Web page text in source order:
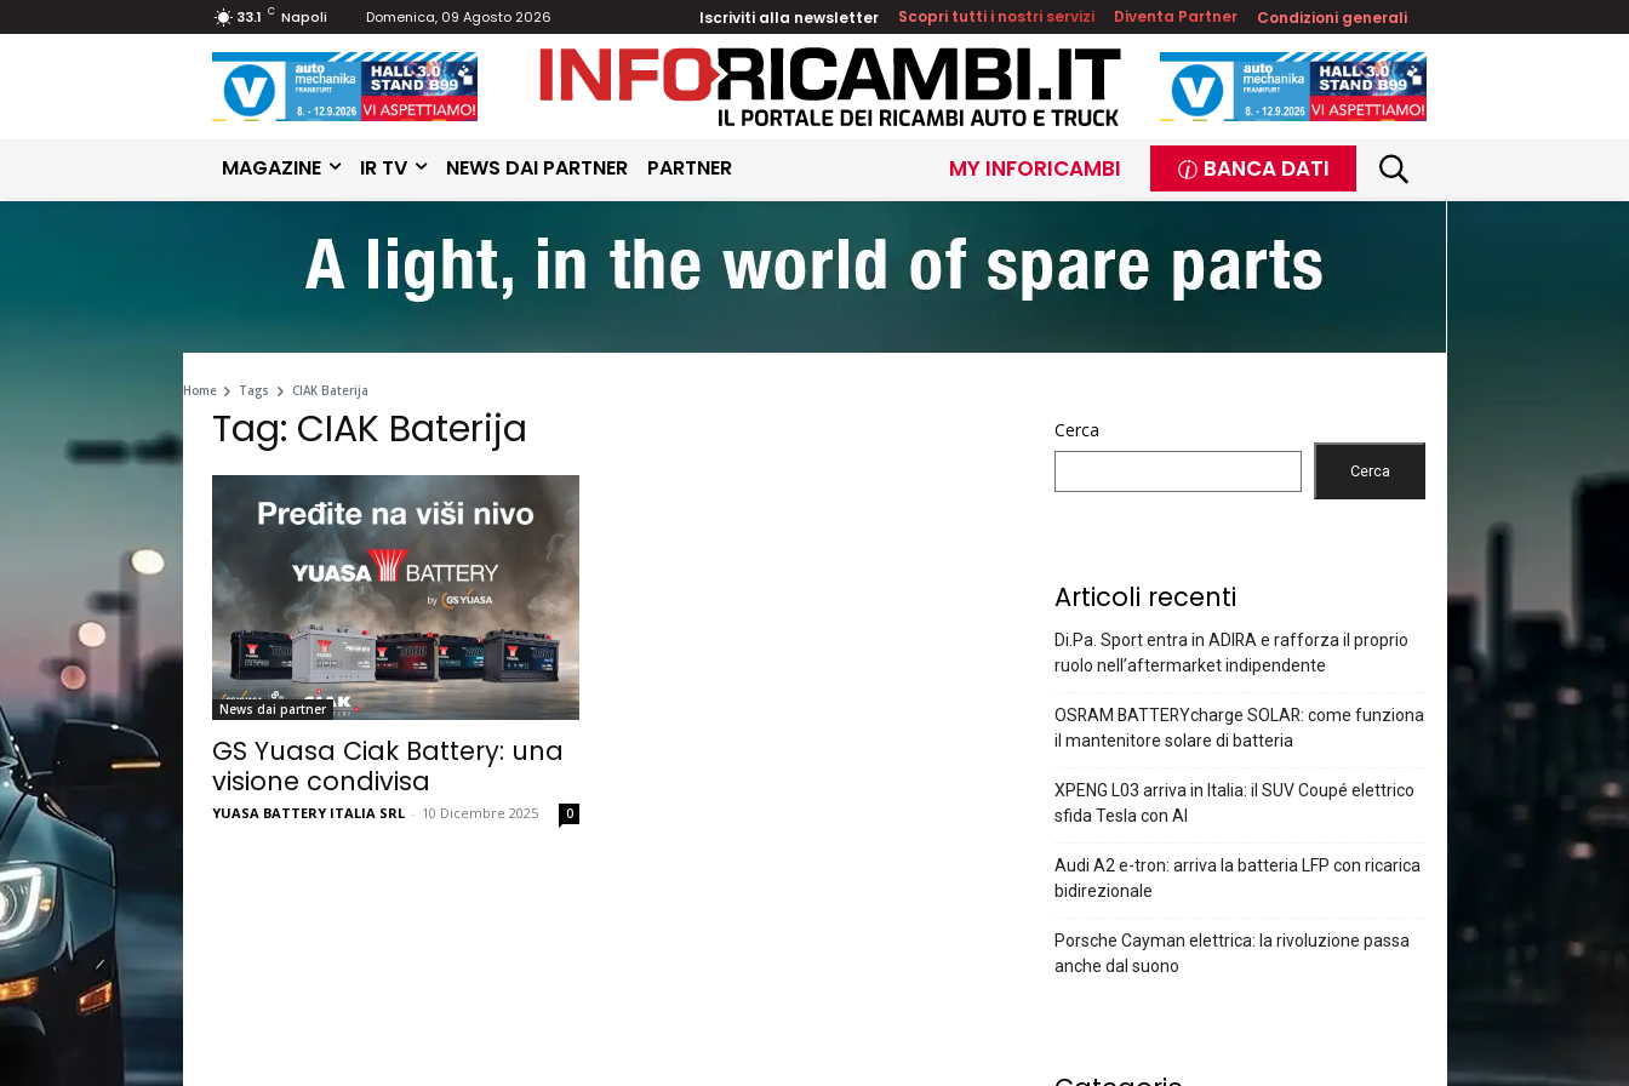
33.1 C Napoli Domenica, 09 Agosto 2026 Iscriviti alla newsletter Scopri tutti i nostri servizi Diventa Partner Condizioni generali
MAGAZINE IR TV NEWS DAI PARTNER PARTNER MY INFORICAMBI BANCA DATI
Home Tags CIAK Baterija
Tag: CIAK Baterija
News dai partner
GS Yuasa Ciak Battery: una
visione condivisa
YUASA BATTERY ITALIA SRL - 10 Dicembre 2025 0
Cerca
Cerca
Articoli recenti
Di.Pa. Sport entra in ADIRA e rafforza il proprio
ruolo nell’aftermarket indipendente
OSRAM BATTERYcharge SOLAR: come funziona
il mantenitore solare di batteria
XPENG L03 arriva in Italia: il SUV Coupé elettrico
sfida Tesla con AI
Audi A2 e-tron: arriva la batteria LFP con ricarica
bidirezionale
Porsche Cayman elettrica: la rivoluzione passa
anche dal suono